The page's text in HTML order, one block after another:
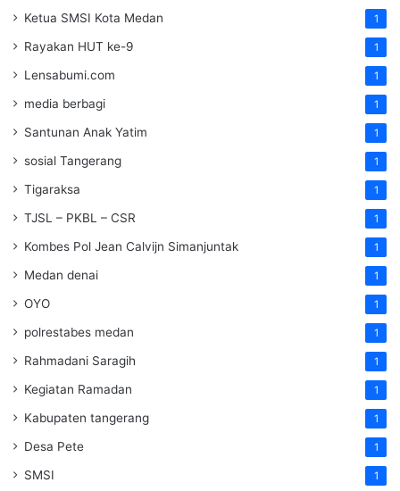
Ketua SMSI Kota Medan 1
Rayakan HUT ke-9 1
Lensabumi.com 1
media berbagi 1
Santunan Anak Yatim 1
sosial Tangerang 1
Tigaraksa 1
TJSL – PKBL – CSR 1
Kombes Pol Jean Calvijn Simanjuntak 1
Medan denai 1
OYO 1
polrestabes medan 1
Rahmadani Saragih 1
Kegiatan Ramadan 1
Kabupaten tangerang 1
Desa Pete 1
SMSI 1